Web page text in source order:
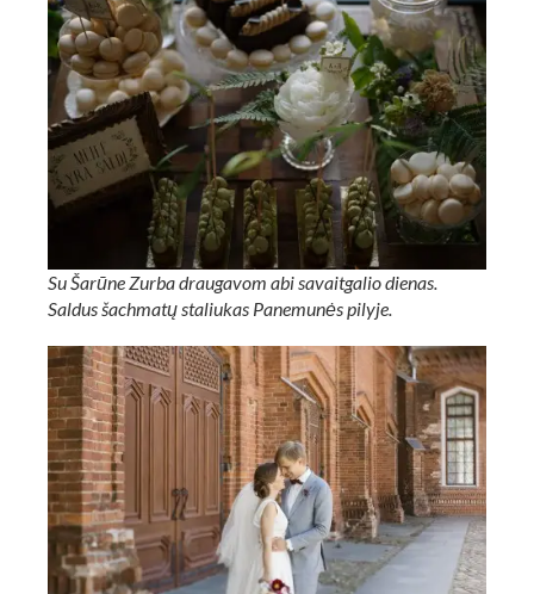
Su Šarūne Zurba draugavom abi savaitgalio dienas.
Saldus šachmatų staliukas Panemunės pilyje.